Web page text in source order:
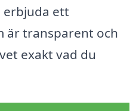
erbjuda ett
är transparent och
exakt vad du